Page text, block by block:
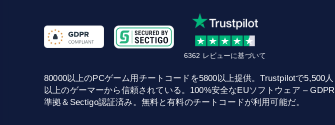
6362 レビューに基づいて
80000以上のPCゲーム用チートコードを5800以上提供。Trustpilotで5,500人
以上のゲーマーから信頼されている。100%安全なEUソフトウェア – GDPR
準拠＆Sectigo認証済み。無料と有料のチートコードが利用可能だ。